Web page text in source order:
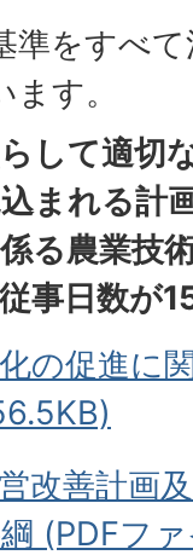
準をすべ
す。
して適切
まれる計
る農業技
事日数が
の促進に
改善計画
(PDFフ